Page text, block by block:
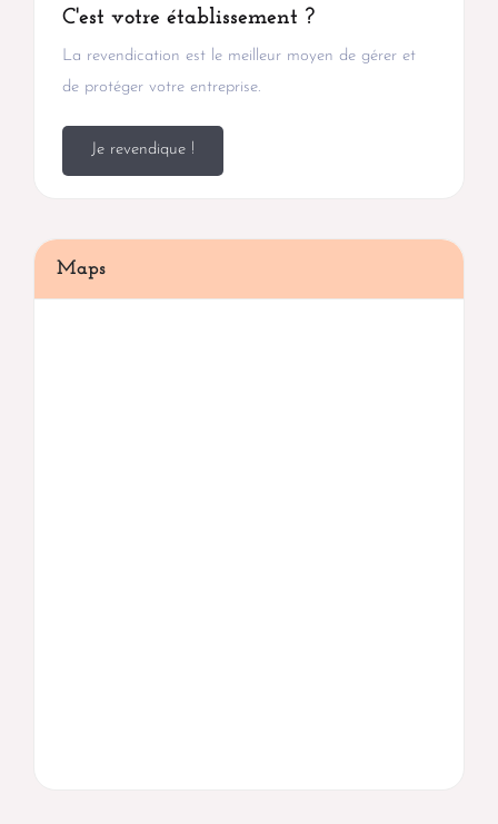
C'est votre établissement ?
La revendication est le meilleur moyen de gérer et
de protéger votre entreprise.
Je revendique !
Maps